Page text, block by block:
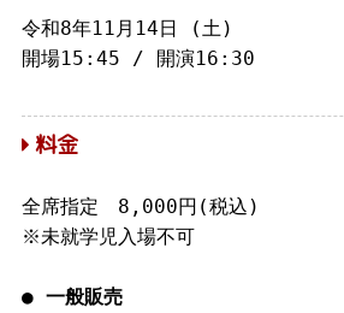
令和8年11月14日 (土)
開場15:45 / 開演16:30
料金
全席指定 8,000円(税込)
※未就学児入場不可
● 一般販売